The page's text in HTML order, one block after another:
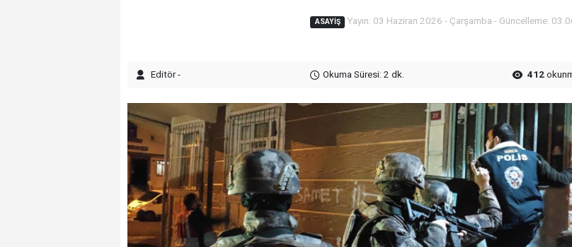
ASAYIŞ Yayın: 03 Haziran 2026 - Çarşamba - Güncelleme:
Editör - Okuma Süresi: 2 dk. 412